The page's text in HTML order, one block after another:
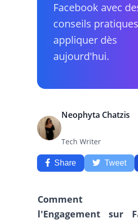
Facebook avec
conseils
appliquer dès
aujourd'hui.
Neophyta Chatzis
Tech Writer
Share Tweet
Comment
l'Engagement sur